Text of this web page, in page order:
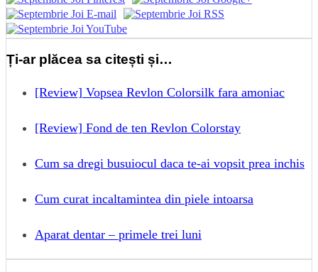
Ți-ar plăcea sa citești și…
[Review] Vopsea Revlon Colorsilk fara amoniac
[Review] Fond de ten Revlon Colorstay
Cum sa dregi busuiocul daca te-ai vopsit prea inchis
Cum curat incaltamintea din piele intoarsa
Aparat dentar – primele trei luni